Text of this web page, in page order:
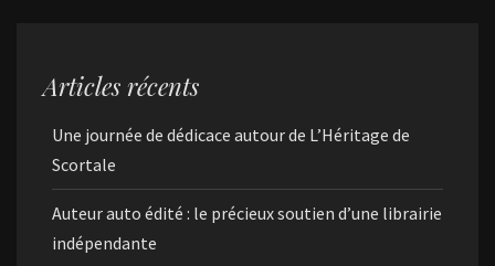
Articles récents
Une journée de dédicace autour de L’Héritage de
Scortale
Auteur auto édité : le précieux soutien d’une librairie
indépendante